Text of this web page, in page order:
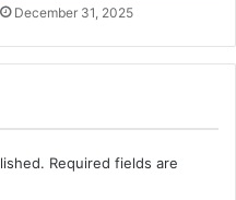
December 31, 2025
Required fields are